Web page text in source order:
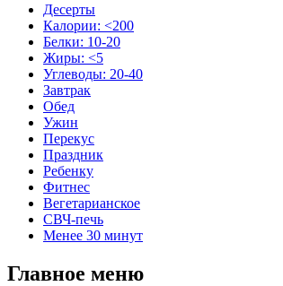
Десерты
Калории: <200
Белки: 10-20
Жиры: <5
Углеводы: 20-40
Завтрак
Обед
Ужин
Перекус
Праздник
Ребенку
Фитнес
Вегетарианское
СВЧ-печь
Менее 30 минут
Главное меню